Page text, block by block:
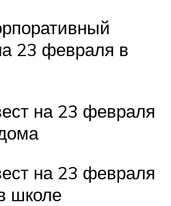
23 февраля в
на 23 февраля
на 23 февраля
школе